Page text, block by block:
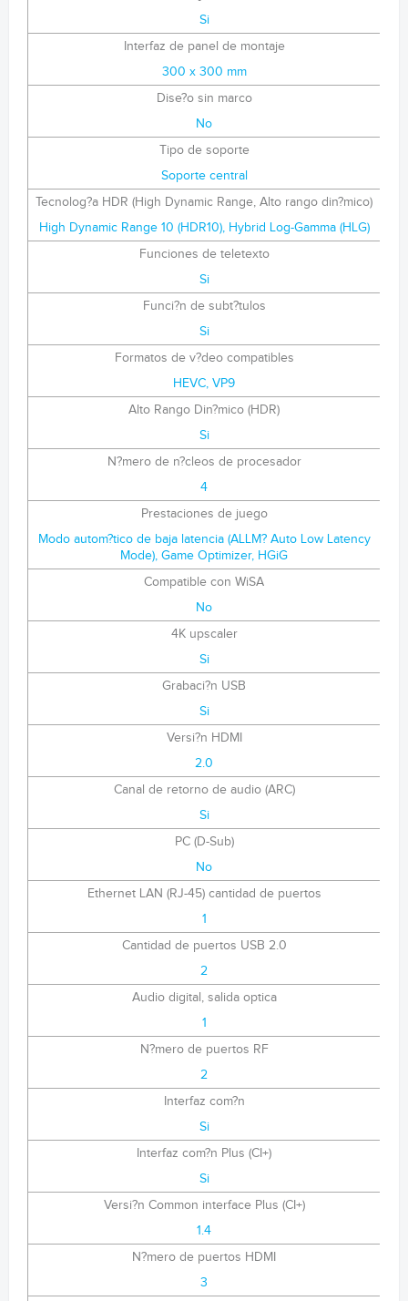
Si
Interfaz de panel de montaje
300 x 300 mm
Dise?o sin marco
No
Tipo de soporte
Soporte central
Tecnolog?a HDR (High Dynamic Range, Alto rango din?mico)
High Dynamic Range 10 (HDR10), Hybrid Log-Gamma (HLG)
Funciones de teletexto
Si
Funci?n de subt?tulos
Si
Formatos de v?deo compatibles
HEVC, VP9
Alto Rango Din?mico (HDR)
Si
N?mero de n?cleos de procesador
4
Prestaciones de juego
Modo autom?tico de baja latencia (ALLM? Auto Low Latency
Mode), Game Optimizer, HGiG
Compatible con WiSA
No
4K upscaler
Si
Grabaci?n USB
Si
Versi?n HDMI
2.0
Canal de retorno de audio (ARC)
Si
PC (D-Sub)
No
Ethernet LAN (RJ-45) cantidad de puertos
1
Cantidad de puertos USB 2.0
2
Audio digital, salida optica
1
N?mero de puertos RF
2
Interfaz com?n
Si
Interfaz com?n Plus (CI+)
Si
Versi?n Common interface Plus (CI+)
1.4
N?mero de puertos HDMI
3